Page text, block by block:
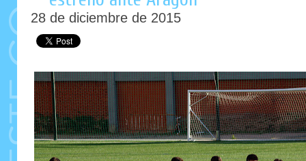
28 de diciembre de 2015